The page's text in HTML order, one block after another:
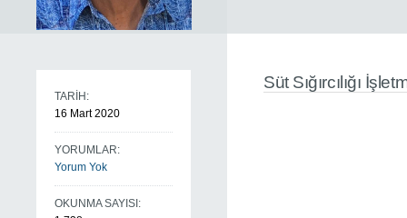
TARİH:
16 Mart 2020
YORUMLAR:
Yorum Yok
OKUNMA SAYISI:
Süt Sığırcılığı